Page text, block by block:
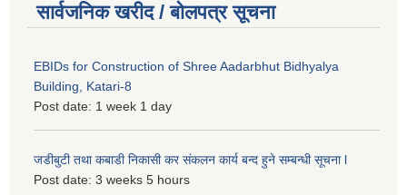
सार्वजनिक खरीद / बोलपत्र सूचना
EBIDs for Construction of Shree Aadarbhut Bidhyalya
Building, Katari-8
Post date: 1 week 1 day
जडीबुटी तथा कबाडी निकासी कर संकलन कार्य बन्द हुने सम्बन्धी सूचना l
Post date: 3 weeks 5 hours